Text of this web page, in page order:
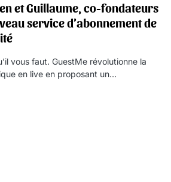
et Guillaume, co-fondateurs
service d’abonnement de
vous faut. GuestMe révolutionne la
en live en proposant un…